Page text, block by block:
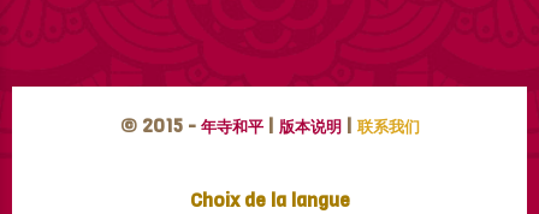
© 2015 - 年寺和平 | 版本说明 | 联系我们
Choix de la langue